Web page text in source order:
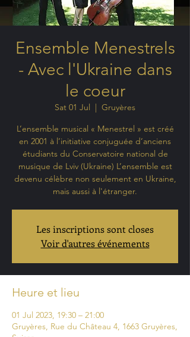
Ensemble Menestrels
- Avec l'Ukraine dans
le coeur
Sat 01 Jul
  |
Gruyères
L’ensemble musical « Menestrel » est créé
en 2001 à l’initiative conjuguée d’anciens
étudiants du Conservatoire national de
musique de Lviv (Ukraine) L’ensemble est
devenu célèbre non seulement en Ukraine,
mais aussi à l'étranger.
Les inscriptions sont closes
Voir d'autres événements
Heure et lieu
01 Jul 2023, 19:30 – 21:00
Gruyères, Rue du Château 4, 1663 Gruyères,